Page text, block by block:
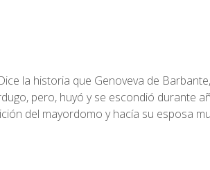
la historia que Genoveva de
pero, huyó y se escondió durante
del mayordomo y hacía su